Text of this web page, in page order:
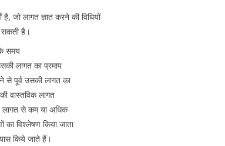
जो लागत ज्ञात करने की विधियों
सकती है।
समय
लागत का प्रमाप
से पूर्व उसकी लागत का
वास्तविक लागत
लागत से कम या अधिक
विश्लेषण किया जाता
किये जाते हैं।